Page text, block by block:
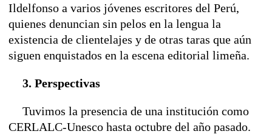
Ildelfonso a varios jóvenes escritores del Perú,
quienes denuncian sin pelos en la lengua la
existencia de clientelajes y de otras taras que aún
siguen enquistados en la escena editorial limeña.
3. Perspectivas
Tuvimos la presencia de una institución como
CERLALC-Unesco hasta octubre del año pasado.